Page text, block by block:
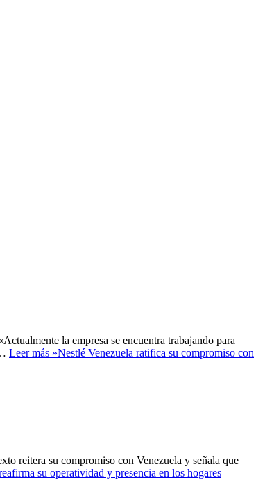
la empresa se encuentra trabajando para
Leer más »Nestlé Venezuela ratifica su compromiso con
reitera su compromiso con Venezuela y señala que
su operatividad y presencia en los hogares